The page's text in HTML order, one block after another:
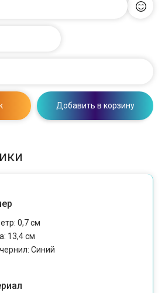
Добавить в корзину
0,7 см
13,4 см
Cиний